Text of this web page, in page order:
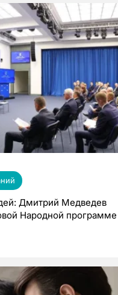
Дмитрий Медведев
Народной